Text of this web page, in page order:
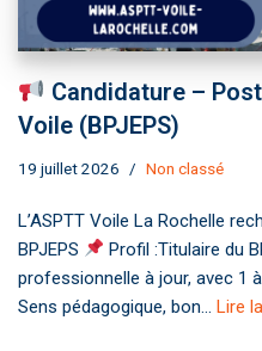
Candidature –
Voile (BPJEPS)
19 juillet 2026 Non classé
L’ASPTT Voile La Rochelle
BPJEPS
Profil :Titulaire du
professionnelle à jour, avec 1
Sens pédagogique, bon… Lire